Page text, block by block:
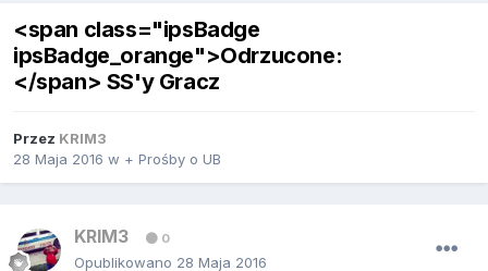
<span class="ipsBadge
ipsBadge_orange">Odrzucone:
</span> SS'y Gracz
Przez KRIM3
28 Maja 2016 w + Prośby o UB
KRIM3 0
Opublikowano 28 Maja 2016